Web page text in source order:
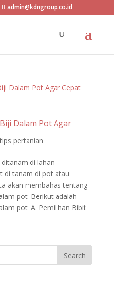
admin@kdngroup.co.id
Dalam Pot Agar
tips pertanian
di lahan
di tanam di pot atau
akan membahas tentang
pot. Berikut adalah
pot. A. Pemilihan Bibit